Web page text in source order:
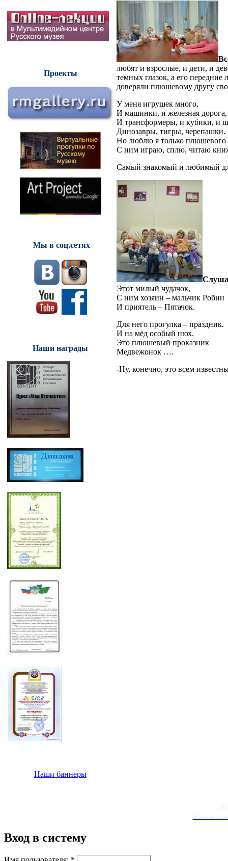
Проекты
Мы в соц.сетях
Наши награды
Наши баннеры
любят и взрослые, и дети, и
темных глазок, а его
доверяли плюшевому другу
У меня игрушек много,
И машинки, и железная дорога,
И трансформеры, и кубики, и
Динозавры, тигры, черепашки.
Но люблю я только
С ним играю, сплю, читаю
Самый знакомый и любимый
Этот милый чудачок,
С ним хозяин – мальчик Робин
И приятель – Пятачок.
Для него прогулка – праздник.
И на мёд особый нюх.
Это плюшевый проказник
Медвежонок ….
-Ну, конечно, это всем
Вход в систему